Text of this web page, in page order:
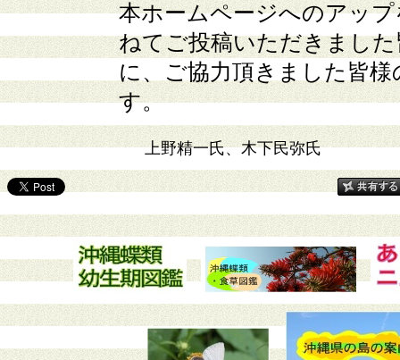
本ホームページへのアッ
ねてご投稿いただきまし
に、ご協力頂きました皆
す。
上野精一氏、木下民弥氏